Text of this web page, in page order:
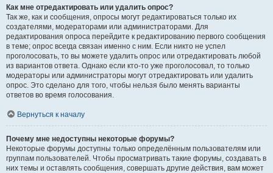
Как мне отредактировать или удалить опрос?
Так же, как и сообщения, опросы могут редактироваться только их
создателями, модераторами или администраторами. Для
редактирования опроса перейдите к редактированию первого сообщения
в теме; опрос всегда связан именно с ним. Если никто не успел
проголосовать, то вы можете удалить опрос или отредактировать любой
из вариантов ответа. Однако если кто-то уже проголосовал, то только
модераторы или администраторы могут отредактировать или удалить
опрос. Это сделано для того, чтобы нельзя было менять варианты
ответов во время голосования.
Вернуться к началу
Почему мне недоступны некоторые форумы?
Некоторые форумы доступны только определённым пользователям или
группам пользователей. Чтобы просматривать такие форумы, создавать в
них темы и оставлять сообщения, совершать другие действия, вам может